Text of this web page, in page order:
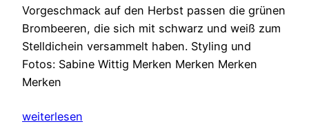
Vorgeschmack auf den Herbst passen die grünen
Brombeeren, die sich mit schwarz und weiß zum
Stelldichein versammelt haben. Styling und
Fotos: Sabine Wittig Merken Merken Merken
Merken
weiterlesen